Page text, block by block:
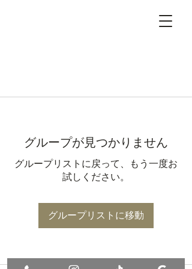
グループが見つかりません
グループリストに戻って、もう一度お
試しください。
グループリストに移動